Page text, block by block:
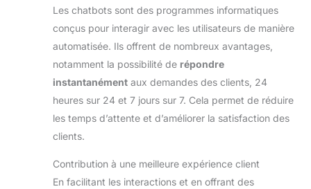
Les chatbots sont des programmes informatiques
conçus pour interagir avec les utilisateurs de manière
automatisée. Ils offrent de nombreux avantages,
notamment la possibilité de répondre
instantanément aux demandes des clients, 24
heures sur 24 et 7 jours sur 7. Cela permet de réduire
les temps d’attente et d’améliorer la satisfaction des
clients.
Contribution à une meilleure expérience client
En facilitant les interactions et en offrant des